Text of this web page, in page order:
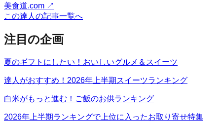
美食道.com ↗
この達人の記事一覧へ
注目の企画
夏のギフトにしたい！おいしいグルメ＆スイーツ
達人がおすすめ！2026年上半期スイーツランキング
白米がもっと進む！ご飯のお供ランキング
2026年上半期ランキングで上位に入ったお取り寄せ特集